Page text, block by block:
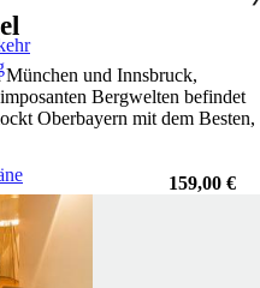
und Innsbruck,
Bergwelten befindet
Oberbayern mit dem Besten,
159,00 €